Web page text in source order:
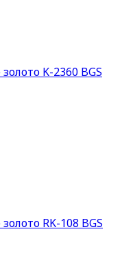
K-2360 BGS
RK-108 BGS